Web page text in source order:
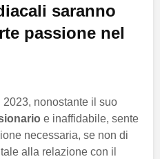
saranno
passione nel
2023, nonostante il suo
e inaffidabile, sente
necessaria, se non di
alla relazione con il